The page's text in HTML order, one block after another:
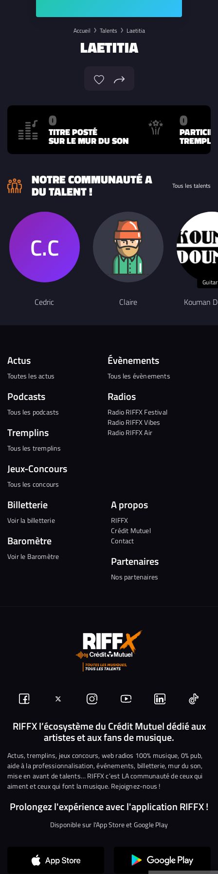
Continuer sans accepter
Accueil Talents Laetitia
LAETITIA
0
TITRE POSTÉ
SUR LE MUR DU SON
0
NOTRE COMMUNAUTÉ A
DU TALENT ! Tous les talents
Cedric Claire Kouman
Actus
Toutes les actus
Podcasts
Tous les podcasts
Tremplins
Tous les tremplins
Jeux-Concours
Tous les concours
Évènements
Tous les évènements
Radios
Radio RIFFX Festival
Radio RIFFX Vibes
Radio RIFFX Air
Billetterie
Voir la billetterie
Baromètre
Voir le Baromètre
A propos
RIFFX
Crédit Mutuel
Contact
Partenaires
Nos partenaires
Suivez-
nous
Facebook
Suivez-
nous
sur
Twitter
Nous
rejoindre
sur
Instagram
Nous
rejoindre
sur
YouTube
Nous
rejoindre
sur
Linkedin
Nous
RIFFX l’écosystème du Crédit Mutuel dédié aux
artistes et aux fans de musique.
Actus, tremplins, jeux concours, web radios 100% musique, 0% pub,
aide à la professionnalisation, événements, billetterie, mur du son,
mise en avant de talents… RIFFX c’est LA communauté de ceux qui
aiment et ceux qui font la musique. Rejoignez-nous !
Prolongez l'expérience avec l'application RIFFX !
Disponible sur l'App Store et Google Play